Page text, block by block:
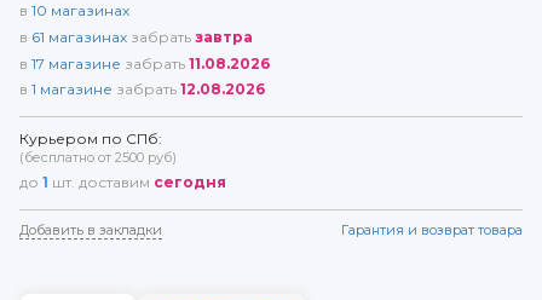
в 10 магазинах
в 61 магазинах забрать завтра
в 17 магазине забрать 11.08.2026
в 1 магазине забрать 12.08.2026
Курьером по СПб:
(бесплатно от 2500 руб)
до 1 шт. доставим сегодня
Добавить в закладки Гарантия и возврат товара